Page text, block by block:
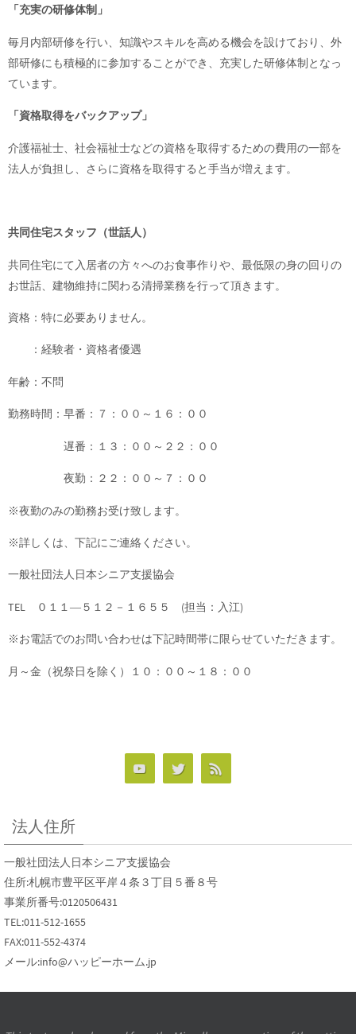
「充実の研修体制」
毎月内部研修を行い、知識やスキルを高める機会を設けており、外
部研修にも積極的に参加することができ、充実した研修体制となっ
ています。
「資格取得をバックアップ」
介護福祉士、社会福祉士などの資格を取得するための費用の一部を
法人が負担し、さらに資格を取得すると手当が増えます。
共同住宅スタッフ（世話人）
共同住宅にて入居者の方々へのお食事作りや、最低限の身の回りの
お世話、建物維持に関わる清掃業務を行って頂きます。
資格：特に必要ありません。
：経験者・資格者優遇
年齢：不問
勤務時間：早番：７：００～１６：００
遅番：１３：００～２２：００
夜勤：２２：００～７：００
※夜勤のみの勤務お受け致します。
※詳しくは、下記にご連絡ください。
一般社団法人日本シニア支援協会
TEL ０１１―５１２－１６５５ (担当：入江)
※お電話でのお問い合わせは下記時間帯に限らせていただきます。
月～金（祝祭日を除く）１０：００～１８：００
法人住所
一般社団法人日本シニア支援協会
住所:札幌市豊平区平岸４条３丁目５番８号
事業所番号:0120506431
TEL:011-512-1655
FAX:011-552-4374
メール:info@ハッピーホーム.jp